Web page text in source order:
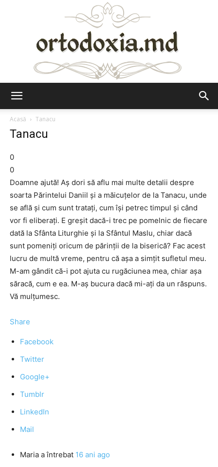
Acasă
Tanacu
Tanacu
0
0
Doamne ajută! Aș dori să aflu mai multe detalii despre
soarta Părintelui Daniil și a măicuțelor de la Tanacu, unde
se află și cum sunt tratați, cum își petrec timpul și când
vor fi eliberați. E greșit dacă-i trec pe pomelnic de fiecare
dată la Sfânta Liturghie și la Sfântul Maslu, chiar dacă
sunt pomeniți oricum de părinții de la biserică? Fac acest
lucru de multă vreme, pentru că așa a simțit sufletul meu.
M-am gândit că-i pot ajuta cu rugăciunea mea, chiar așa
săracă, cum e ea. M-aș bucura dacă mi-ați da un răspuns.
Vă mulțumesc.
Share
Facebook
Twitter
Google+
Tumblr
LinkedIn
Mail
Maria a întrebat 16 ani ago